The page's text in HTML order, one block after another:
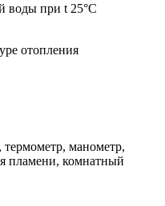
воды при t 25°C
отопления
манометр,
пламени, комнатный